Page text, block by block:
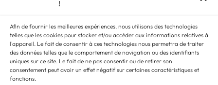
!
Afin de fournir les meilleures expériences, nous utilisons des technologies
telles que les cookies pour stocker et/ou accéder aux informations relatives à
l'appareil. Le fait de consentir à ces technologies nous permettra de traiter
des données telles que le comportement de navigation ou des identifiants
uniques sur ce site. Le fait de ne pas consentir ou de retirer son
consentement peut avoir un effet négatif sur certaines caractéristiques et
fonctions.
bague. En effet, Saint Valentin de Terni, Saint Patron des amoureux
depuis le 15ème siècle, portait une améthyste autour du cou. De plus,
l’améthyste ornait l’anneau pastoral, une bague en or montée d’une
Améthyste en signe de fidélité.